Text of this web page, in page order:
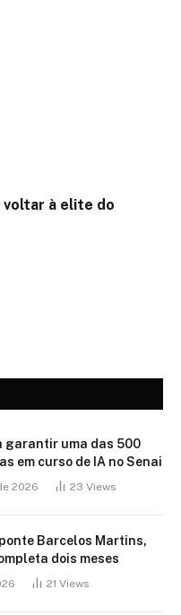
voltar à elite do
garantir uma das 500
em curso de IA no Senai
2026 23 Views
Barcelos Martins,
dois meses
21 Views